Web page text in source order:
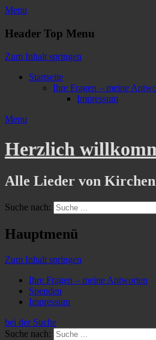
Menu
Header Top Menu
Zum Inhalt springen
Startseite
Ihre Fragen – meine
Impressum
Menu
Herzlich
Alle Lieder von
Suche nach:
Hauptmenü
Zum Inhalt springen
Ihre Fragen – meine Antworten
Spenden
Impressum
bei der Suche
Suche nach: